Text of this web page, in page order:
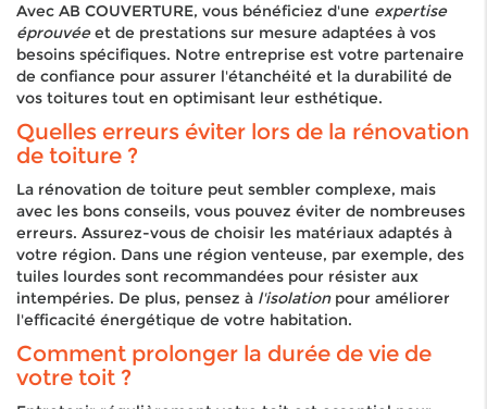
Avec AB COUVERTURE, vous bénéficiez d'une expertise
éprouvéeet de prestations sur mesure adaptées à vos
besoins spécifiques. Notre entreprise est votre partenaire
de confiance pour assurer l'étanchéité et la durabilité de
vos toitures tout en optimisant leur esthétique.
Quelles erreurs éviter lors de la rénovation
de toiture ?
La rénovation de toiture peut sembler complexe, mais
avec les bons conseils, vous pouvez éviter de nombreuses
erreurs. Assurez-vous de choisir les matériaux adaptés à
votre région. Dans une région venteuse, par exemple, des
tuiles lourdes sont recommandées pour résister aux
intempéries. De plus, pensez à l'isolationpour améliorer
l'efficacité énergétique de votre habitation.
Comment prolonger la durée de vie de
votre toit ?